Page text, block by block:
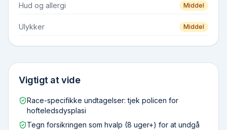
Hud og allergi Middel
Ulykker Middel
Vigtigt at vide
Race-specifikke undtagelser: tjek policen for
hofteledsdysplasi
Tegn forsikringen som hvalp (8 uger+) for at undgå